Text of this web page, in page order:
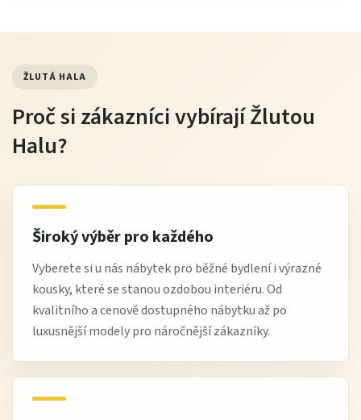
ŽLUTÁ HALA
Proč si zákazníci vybírají Žlutou
Halu?
Široký výběr pro každého
Vyberete si u nás nábytek pro běžné bydlení i výrazné
kousky, které se stanou ozdobou interiéru. Od
kvalitního a cenově dostupného nábytku až po
luxusnější modely pro náročnější zákazníky.